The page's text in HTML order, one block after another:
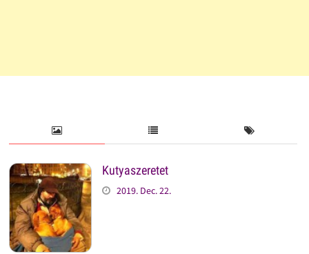
Kutyaszeretet
2019. Dec. 22.